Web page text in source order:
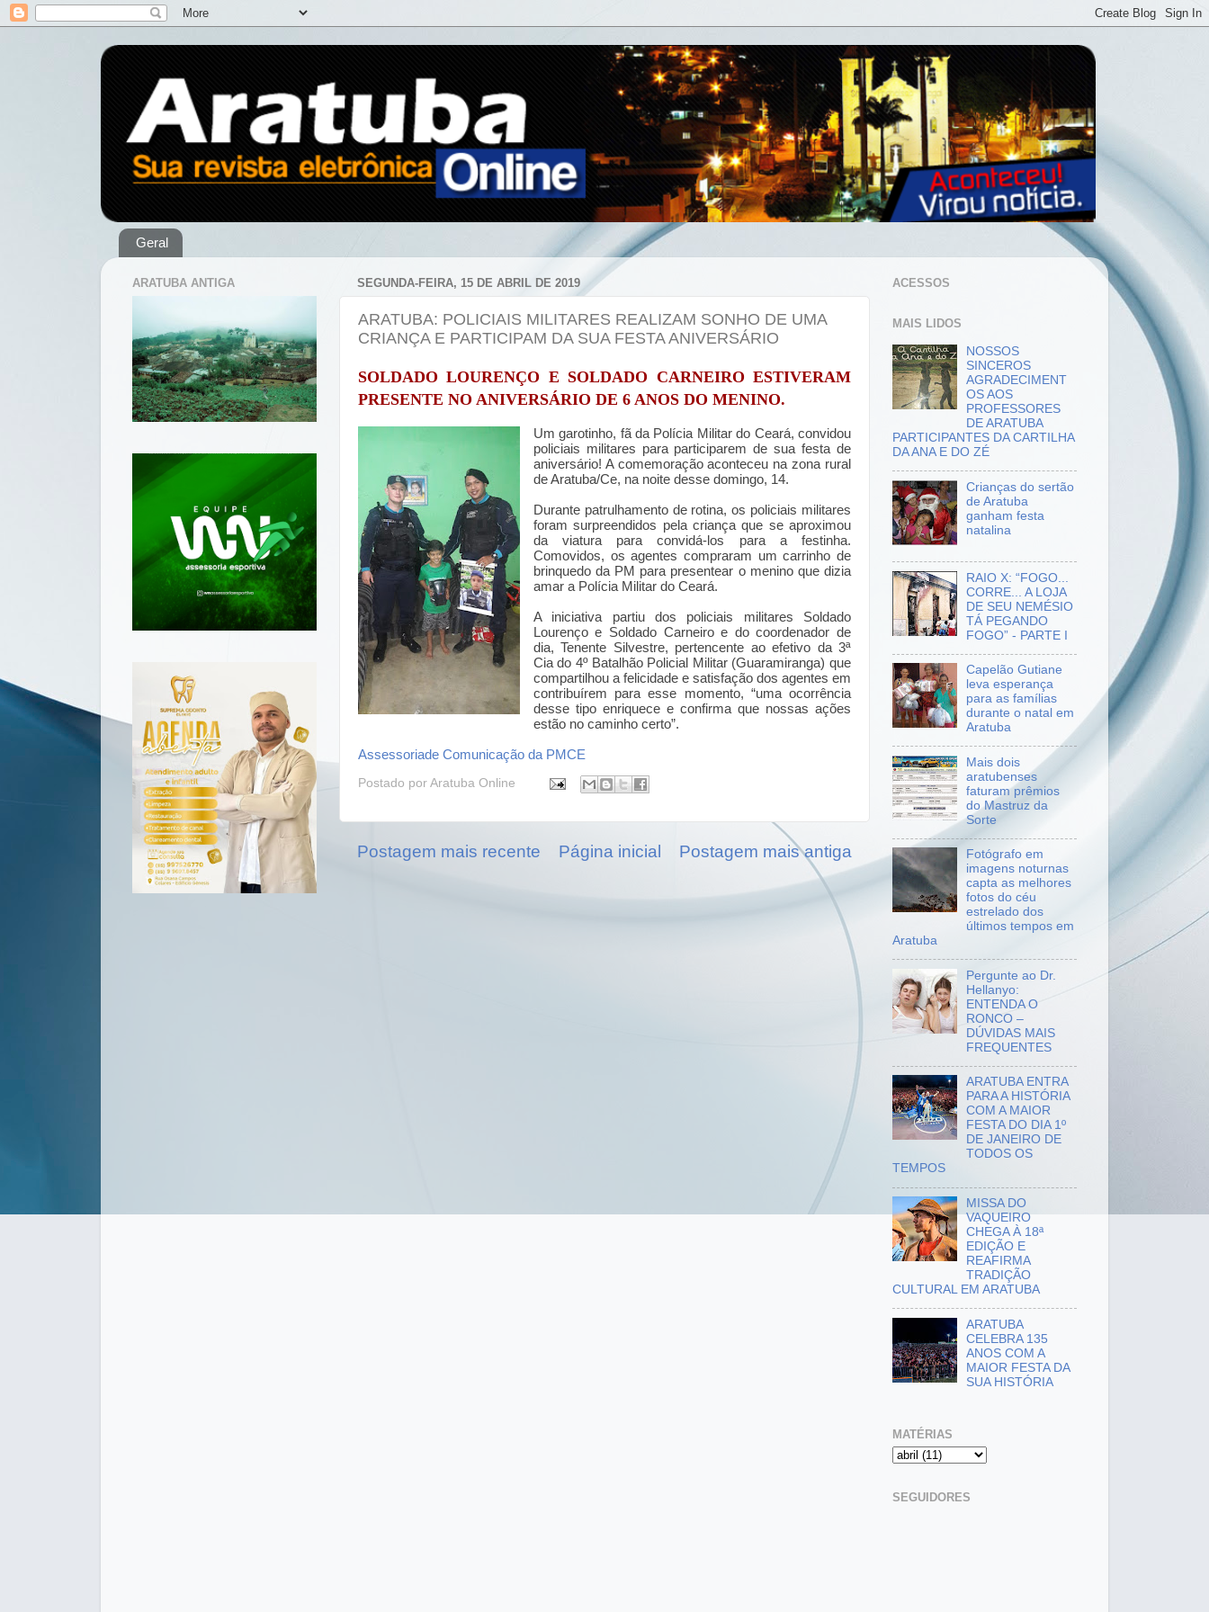
Geral
SEGUNDA-FEIRA, 15 DE ABRIL DE 2019
ARATUBA: POLICIAIS MILITARES REALIZAM SONHO DE UMA
CRIANÇA E PARTICIPAM DA SUA FESTA ANIVERSÁRIO
SOLDADO LOURENÇO E SOLDADO CARNEIRO ESTIVERAM
PRESENTE NO ANIVERSÁRIO DE 6 ANOS DO MENINO.
Um garotinho, fã da Polícia Militar do Ceará, convidou
policiais militares para participarem de sua festa de
aniversário! A comemoração aconteceu na zona rural
de Aratuba/Ce, na noite desse domingo, 14.
Durante patrulhamento de rotina, os policiais militares
foram surpreendidos pela criança que se aproximou
da viatura para convidá-los para a festinha.
Comovidos, os agentes compraram um carrinho de
brinquedo da PM para presentear o menino que dizia
amar a Polícia Militar do Ceará.
A iniciativa partiu dos policiais militares Soldado
Lourenço e Soldado Carneiro e do coordenador de
dia, Tenente Silvestre, pertencente ao efetivo da 3ª
Cia do 4º Batalhão Policial Militar (Guaramiranga) que
compartilhou a felicidade e satisfação dos agentes em
contribuírem para esse momento, “uma ocorrência
desse tipo enriquece e confirma que nossas ações
estão no caminho certo”.
Assessoriade Comunicação da PMCE
Postado por Aratuba Online
Postagem mais recente Postagem mais antiga
Página inicial
ARATUBA ANTIGA ACESSOS
MAIS LIDOS
NOSSOS
SINCEROS
AGRADECIMENT
OS AOS
PROFESSORES
DE ARATUBA
PARTICIPANTES DA CARTILHA
DA ANA E DO ZÉ
Crianças do sertão
de Aratuba
ganham festa
natalina
RAIO X: “FOGO...
CORRE... A LOJA
DE SEU NEMÉSIO
TÁ PEGANDO
FOGO” - PARTE I
Capelão Gutiane
leva esperança
para as famílias
durante o natal em
Aratuba
Mais dois
aratubenses
faturam prêmios
do Mastruz da
Sorte
Fotógrafo em
imagens noturnas
capta as melhores
fotos do céu
estrelado dos
últimos tempos em
Aratuba
Pergunte ao Dr.
Hellanyo:
ENTENDA O
RONCO –
DÚVIDAS MAIS
FREQUENTES
ARATUBA ENTRA
PARA A HISTÓRIA
COM A MAIOR
FESTA DO DIA 1º
DE JANEIRO DE
TODOS OS
TEMPOS
MISSA DO
VAQUEIRO
CHEGA À 18ª
EDIÇÃO E
REAFIRMA
TRADIÇÃO
CULTURAL EM ARATUBA
ARATUBA
CELEBRA 135
ANOS COM A
MAIOR FESTA DA
SUA HISTÓRIA
MATÉRIAS
SEGUIDORES